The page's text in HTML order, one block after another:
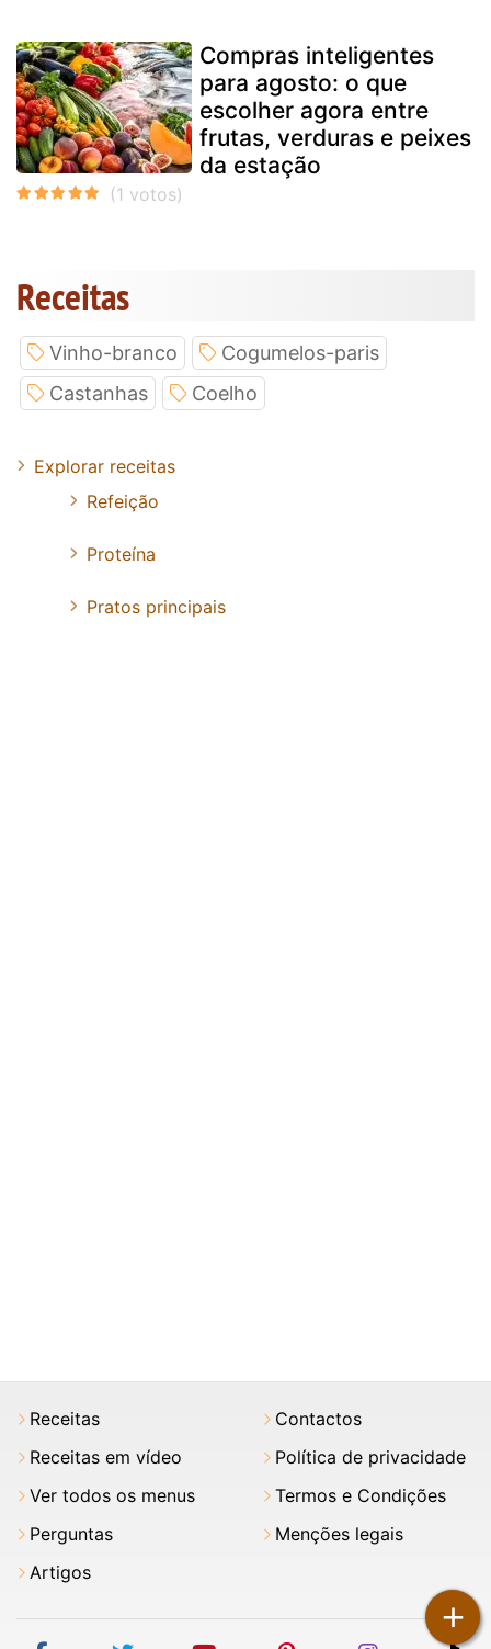
+
Compras inteligentes
para agosto: o que
escolher agora entre
frutas, verduras e peixes
da estação
Receitas
Vinho-branco
Cogumelos-paris
Castanhas
Coelho
Explorar receitas
Refeição
Proteína
Pratos principais
Receitas
Receitas em vídeo
Ver todos os menus
Perguntas
Artigos
Contactos
Política de privacidade
Termos e Condições
Menções legais